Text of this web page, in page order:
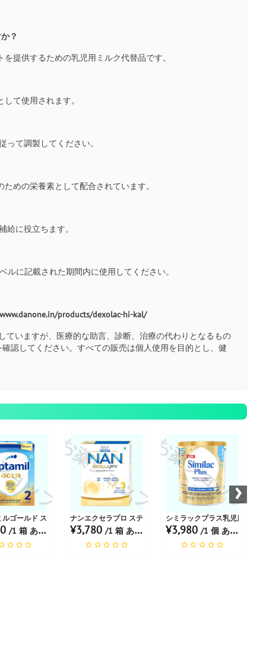
？
提供するための乳児用ミルク代替品です。
て使用されます。
て調製してください。
めの栄養素として配合されています。
に役立ちます。
に記載された期間内に使用してください。
products/dexolac-hi-kal/
いますが、医療的な助言、診断、治療の代わりとなるもの
認してください。すべての販売は個人使用を目的とし、健
ダー 400g
ップ
ルゴールド ステージ2 パウダー 400g
/1 箱 あたり
お薬ショップ
ナンエクセラプロ ステージ3 フォーミュラミルク
¥3,780 /1 箱 あたり
お薬ショップ
シミラックプラス乳児用粉ミ
¥3,980 /1 個 あたり
›